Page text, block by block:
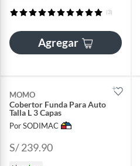
(3)
Agregar
MOMO
Cobertor Funda Para Auto
Talla L 3 Capas
Por SODIMAC
S/ 239.90